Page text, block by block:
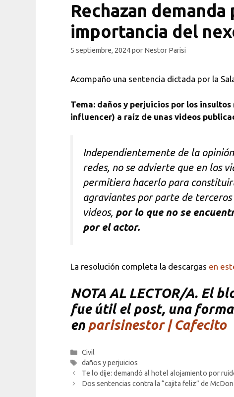
Rechazan
importancia del
5 septiembre, 2024por Nestor Parisi
Acompaño una sentencia dictada por la
Tema: daños y perjuicios por los
influencer) a raíz de unas videos
Independientemente de la
redes, no se advierte que en los
permitiera hacerlo para
agraviantes por parte de
videos, por lo que no se
por el actor.
La resolución completa la descargas en
NOTA AL LECTOR/A. El
fue útil el post, una
en parisinestor | Cafecito
Categorías
Civil
Etiquetas
daños y perjuicios
Te lo dije: demandó al hotel alojamiento por
Dos sentencias contra la “cajita feliz” de